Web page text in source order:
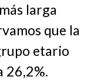
larga
que la
etario
26,2%.